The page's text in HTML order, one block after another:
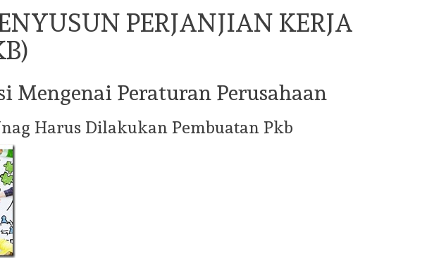
PERJANJIAN KERJA
Mengenai Peraturan Perusahaan
Harus Dilakukan Pembuatan Pkb